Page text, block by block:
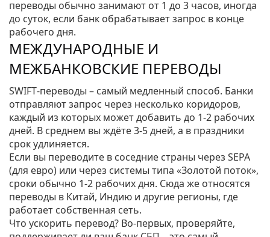
переводы обычно занимают от 1 до 3 часов, иногда
до суток, если банк обрабатывает запрос в конце
рабочего дня.
МЕЖДУНАРОДНЫЕ И
МЕЖБАНКОВСКИЕ ПЕРЕВОДЫ
SWIFT‑переводы – самый медленный способ. Банки
отправляют запрос через несколько коридоров,
каждый из которых может добавить до 1‑2 рабочих
дней. В среднем вы ждёте 3‑5 дней, а в праздники
срок удлиняется.
Если вы переводите в соседние страны через SEPA
(для евро) или через системы типа «Золотой поток»,
сроки обычно 1‑2 рабочих дня. Сюда же относятся
переводы в Китай, Индию и другие регионы, где
работает собственная сеть.
Что ускорить перевод? Во‑первых, проверяйте,